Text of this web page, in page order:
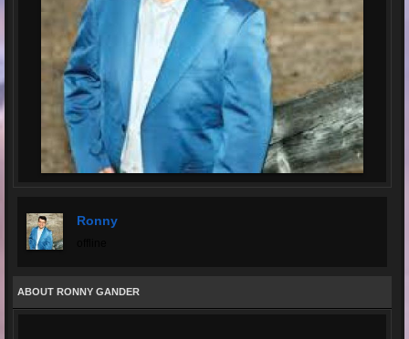
Ronny
ABOUT RONNY GANDER